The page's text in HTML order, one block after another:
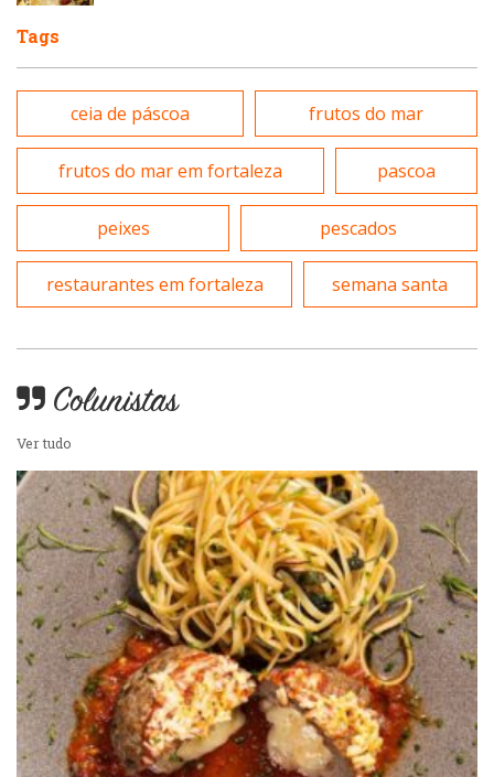
Pizzarias
Portuguesa
Sobremesas e sorvetes
Sobremesas e sorvetes
Variados
Tags
ceia de páscoa frutos do mar
frutos do mar em fortaleza pascoa
peixes pescados
restaurantes em fortaleza semana santa
Colunistas
Ver tudo